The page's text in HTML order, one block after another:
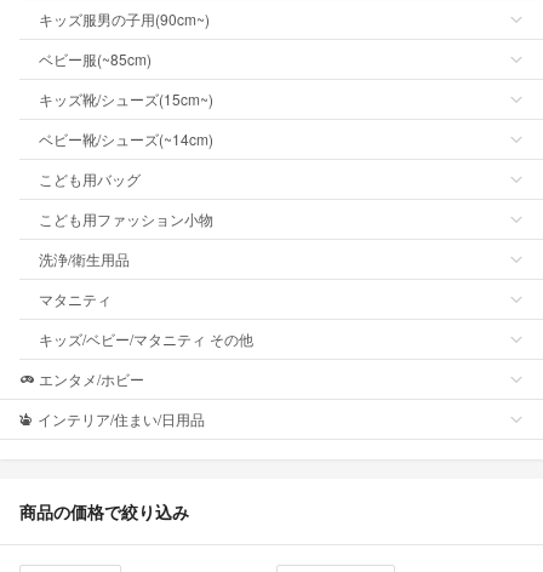
キッズ服男の子用(90cm~)
ベビー服(~85cm)
キッズ靴/シューズ(15cm~)
ベビー靴/シューズ(~14cm)
こども用バッグ
こども用ファッション小物
洗浄/衛生用品
マタニティ
キッズ/ベビー/マタニティ その他
エンタメ/ホビー
インテリア/住まい/日用品
商品の価格で絞り込み